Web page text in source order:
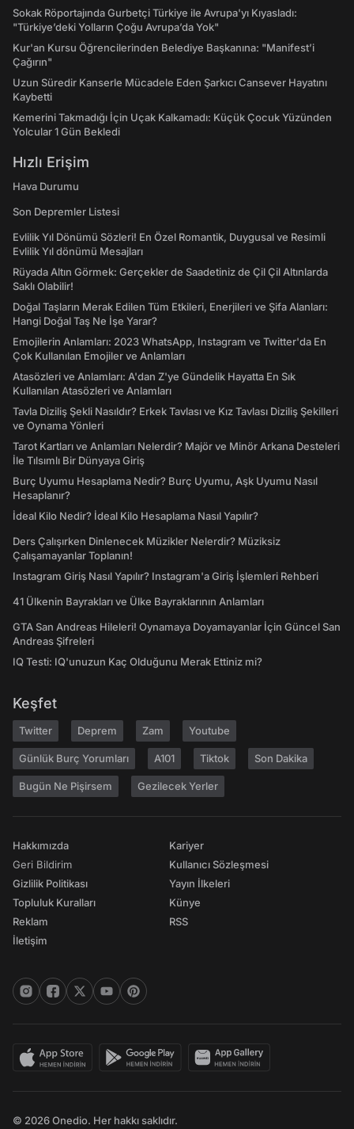
Sokak Röportajında Gurbetçi Türkiye ile Avrupa'yı Kıyasladı:
"Türkiye’deki Yolların Çoğu Avrupa’da Yok"
Kur'an Kursu Öğrencilerinden Belediye Başkanına: "Manifest’i
Çağırın"
Uzun Süredir Kanserle Mücadele Eden Şarkıcı Cansever Hayatını
Kaybetti
Kemerini Takmadığı İçin Uçak Kalkamadı: Küçük Çocuk Yüzünden
Yolcular 1 Gün Bekledi
Hızlı Erişim
Hava Durumu
Son Depremler Listesi
Evlilik Yıl Dönümü Sözleri! En Özel Romantik, Duygusal ve Resimli
Evlilik Yıl dönümü Mesajları
Rüyada Altın Görmek: Gerçekler de Saadetiniz de Çil Çil Altınlarda
Saklı Olabilir!
Doğal Taşların Merak Edilen Tüm Etkileri, Enerjileri ve Şifa Alanları:
Hangi Doğal Taş Ne İşe Yarar?
Emojilerin Anlamları: 2023 WhatsApp, Instagram ve Twitter'da En
Çok Kullanılan Emojiler ve Anlamları
Atasözleri ve Anlamları: A'dan Z'ye Gündelik Hayatta En Sık
Kullanılan Atasözleri ve Anlamları
Tavla Diziliş Şekli Nasıldır? Erkek Tavlası ve Kız Tavlası Diziliş Şekilleri
ve Oynama Yönleri
Tarot Kartları ve Anlamları Nelerdir? Majör ve Minör Arkana Desteleri
İle Tılsımlı Bir Dünyaya Giriş
Burç Uyumu Hesaplama Nedir? Burç Uyumu, Aşk Uyumu Nasıl
Hesaplanır?
İdeal Kilo Nedir? İdeal Kilo Hesaplama Nasıl Yapılır?
Ders Çalışırken Dinlenecek Müzikler Nelerdir? Müziksiz
Çalışamayanlar Toplanın!
Instagram Giriş Nasıl Yapılır? Instagram'a Giriş İşlemleri Rehberi
41 Ülkenin Bayrakları ve Ülke Bayraklarının Anlamları
GTA San Andreas Hileleri! Oynamaya Doyamayanlar İçin Güncel San
Andreas Şifreleri
IQ Testi: IQ'unuzun Kaç Olduğunu Merak Ettiniz mi?
Keşfet
Twitter Deprem Zam Youtube
Günlük Burç Yorumları A101 Tiktok Son Dakika
Bugün Ne Pişirsem Gezilecek Yerler
Hakkımızda
Geri Bildirim
Gizlilik Politikası
Topluluk Kuralları
Reklam
İletişim
Kariyer
Kullanıcı Sözleşmesi
Yayın İlkeleri
Künye
RSS
© 2026 Onedio. Her hakkı saklıdır.